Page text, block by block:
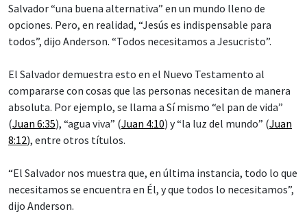
Salvador “una buena alternativa” en un mundo lleno de
opciones. Pero, en realidad, “Jesús es indispensable para
todos”, dijo Anderson. “Todos necesitamos a Jesucristo”.
El Salvador demuestra esto en el Nuevo Testamento al
compararse con cosas que las personas necesitan de manera
absoluta. Por ejemplo, se llama a Sí mismo “el pan de vida”
(Juan 6:35), “agua viva” (Juan 4:10) y “la luz del mundo” (Juan
8:12), entre otros títulos.
“El Salvador nos muestra que, en última instancia, todo lo que
necesitamos se encuentra en Él, y que todos lo necesitamos”,
dijo Anderson.